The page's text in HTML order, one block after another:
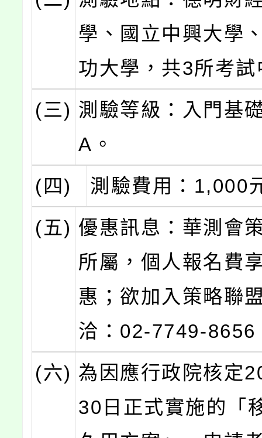
學、國立中興大學
功大學，共3所考
(三) 測驗等級：入門基
A。
(四)
測驗費用：1,000
(五) 優惠訊息：華測會
所屬，個人報名費
惠；欲加入策略聯
洽：02-7749-8656
(六) 為因應行政院核定
30日正式實施的「